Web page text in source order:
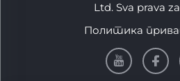
Ltd. Sva prava
Политика